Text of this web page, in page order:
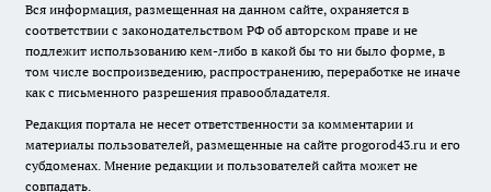
Вся информация, размещенная на данном сайте, охраняется в
соответствии с законодательством РФ об авторском праве и не
подлежит использованию кем-либо в какой бы то ни было форме, в
том числе воспроизведению, распространению, переработке не иначе
как с письменного разрешения правообладателя.
Редакция портала не несет ответственности за комментарии и
материалы пользователей, размещенные на сайте progorod43.ru и его
субдоменах. Мнение редакции и пользователей сайта может не
совпадать.